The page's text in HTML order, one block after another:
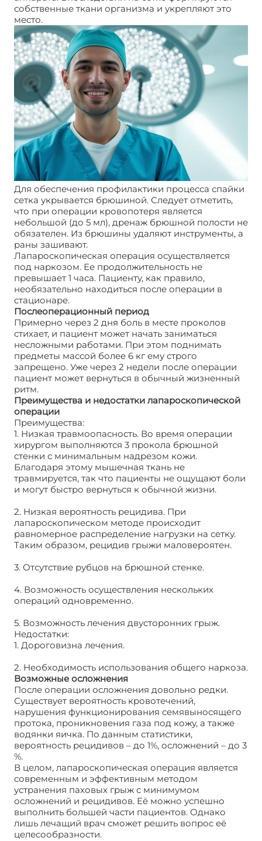
собственные ткани организма и укрепляют это
место.
Для обеспечения профилактики процесса спайки
сетка укрывается брюшиной. Следует отметить,
что при операции кровопотеря является
небольшой (до 5 мл), дренаж брюшной полости не
обязателен. Из брюшины удаляют инструменты, а
раны зашивают.
Лапароскопическая операция осуществляется
под наркозом. Ее продолжительность не
превышает 1 часа. Пациенту, как правило,
необязательно находиться после операции в
стационаре.
Послеоперационный период
Примерно через 2 дня боль в месте проколов
стихает, и пациент может начать заниматься
несложными работами. При этом поднимать
предметы массой более 6 кг ему строго
запрещено. Уже через 2 недели после операции
пациент может вернуться в обычный жизненный
ритм.
Преимущества и недостатки лапароскопической
операции
Преимущества:
1. Низкая травмоопасность. Во время операции
хирургом выполняются 3 прокола брюшной
стенки с минимальным надрезом кожи.
Благодаря этому мышечная ткань не
травмируется, так что пациенты не ощущают боли
и могут быстро вернуться к обычной жизни.
2. Низкая вероятность рецидива. При
лапароскопическом методе происходит
равномерное распределение нагрузки на сетку.
Таким образом, рецидив грыжи маловероятен.
3. Отсутствие рубцов на брюшной стенке.
4. Возможность осуществления нескольких
операций одновременно.
5. Возможность лечения двусторонних грыж.
Недостатки:
1. Дороговизна лечения.
2. Необходимость использования общего наркоза.
Возможные осложнения
После операции осложнения довольно редки.
Существует вероятность кровотечений,
нарушения функционирования семявыносящего
протока, проникновения газа под кожу, а также
водянки яичка. По данным статистики,
вероятность рецидивов – до 1%, осложнений – до 3
%.
В целом, лапароскопическая операция является
современным и эффективным методом
устранения паховых грыж с минимумом
осложнений и рецидивов. Её можно успешно
выполнить большей части пациентов. Однако
лишь лечащий врач сможет решить вопрос её
целесообразности.